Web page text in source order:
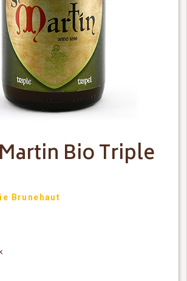
Bio Triple
Brunehaut